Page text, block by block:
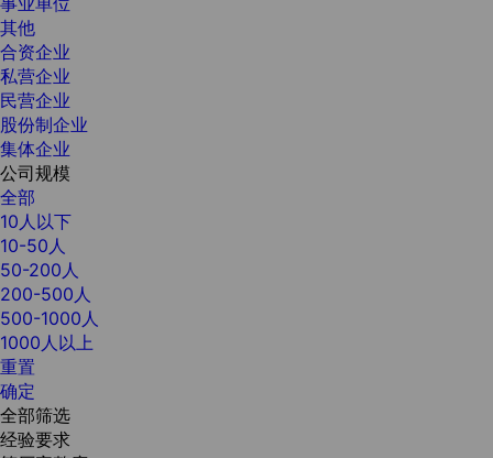
其他
合资企业
私营企业
民营企业
股份制企业
集体企业
公司规模
全部
10人以下
10-50人
50-200人
200-500人
500-1000人
1000人以上
重置
确定
全部筛选
经验要求